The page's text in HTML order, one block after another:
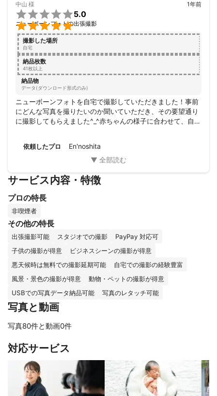
中山 様


5.0
ニューボーンフォトの出張撮影
1年前
撮影した場所
自宅
納品枚数
41枚以上
納品物
データ(ダウンロード形式のみ)
ニューボーンフォトを自宅で撮影していただきました！事前
にどんな写真を撮りたいのか聞いていただき、その要望通り
に撮影してもらえました^_^赤ちゃんの様子に合わせて、自然
した！
依頼したプロ En'noshita
サービス内容・特徴
プロの特長
非喫煙者
その他の特長
出張撮影可能 スタジオでの撮影
PayPay 対応可
子供の撮影が得意
ビジネスシーンの撮影が得意
悪天候時は無料での撮影延期可能
自宅での撮影の経験豊富
風景・景色の撮影が得意
動物・ペットの撮影が得意
USBでの写真データ納品可能
写真のレタッチ可能
写真と動画
写真80件と動画0件
対応サービス